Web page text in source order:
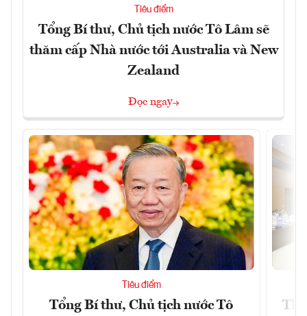
Tiêu điểm
Tổng Bí thư, Chủ tịch nước Tô Lâm sẽ
thăm cấp Nhà nước tới Australia và New
Zealand
Đọc ngay
Tiêu điểm
Tổng Bí thư, Chủ tịch nước Tô